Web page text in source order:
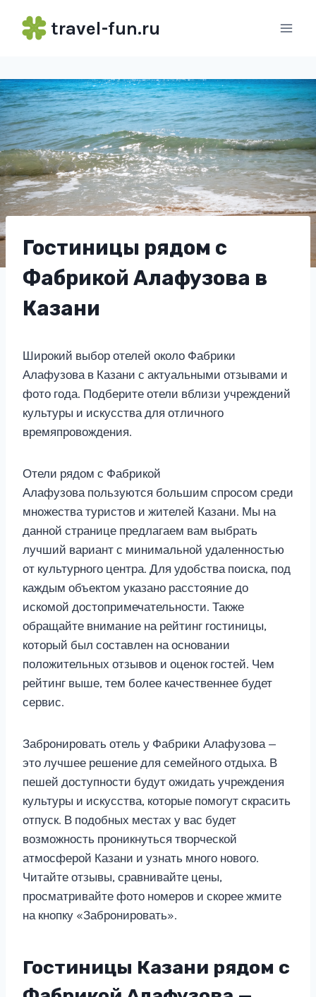
travel-fun.ru
Гостиницы рядом с
Фабрикой Алафузова в
Казани
Широкий выбор отелей около Фабрики
Алафузова в Казани с актуальными отзывами и
фото года. Подберите отели вблизи учреждений
культуры и искусства для отличного
времяпровождения.
Отели рядом с Фабрикой
Алафузова пользуются большим спросом среди
множества туристов и жителей Казани. Мы на
данной странице предлагаем вам выбрать
лучший вариант с минимальной удаленностью
от культурного центра. Для удобства поиска, под
каждым объектом указано расстояние до
искомой достопримечательности. Также
обращайте внимание на рейтинг гостиницы,
который был составлен на основании
положительных отзывов и оценок гостей. Чем
рейтинг выше, тем более качественнее будет
сервис.
Забронировать отель у Фабрики Алафузова —
это лучшее решение для семейного отдыха. В
пешей доступности будут ожидать учреждения
культуры и искусства, которые помогут скрасить
отпуск. В подобных местах у вас будет
возможность проникнуться творческой
атмосферой Казани и узнать много нового.
Читайте отзывы, сравнивайте цены,
просматривайте фото номеров и скорее жмите
на кнопку «Забронировать».
Гостиницы Казани рядом с